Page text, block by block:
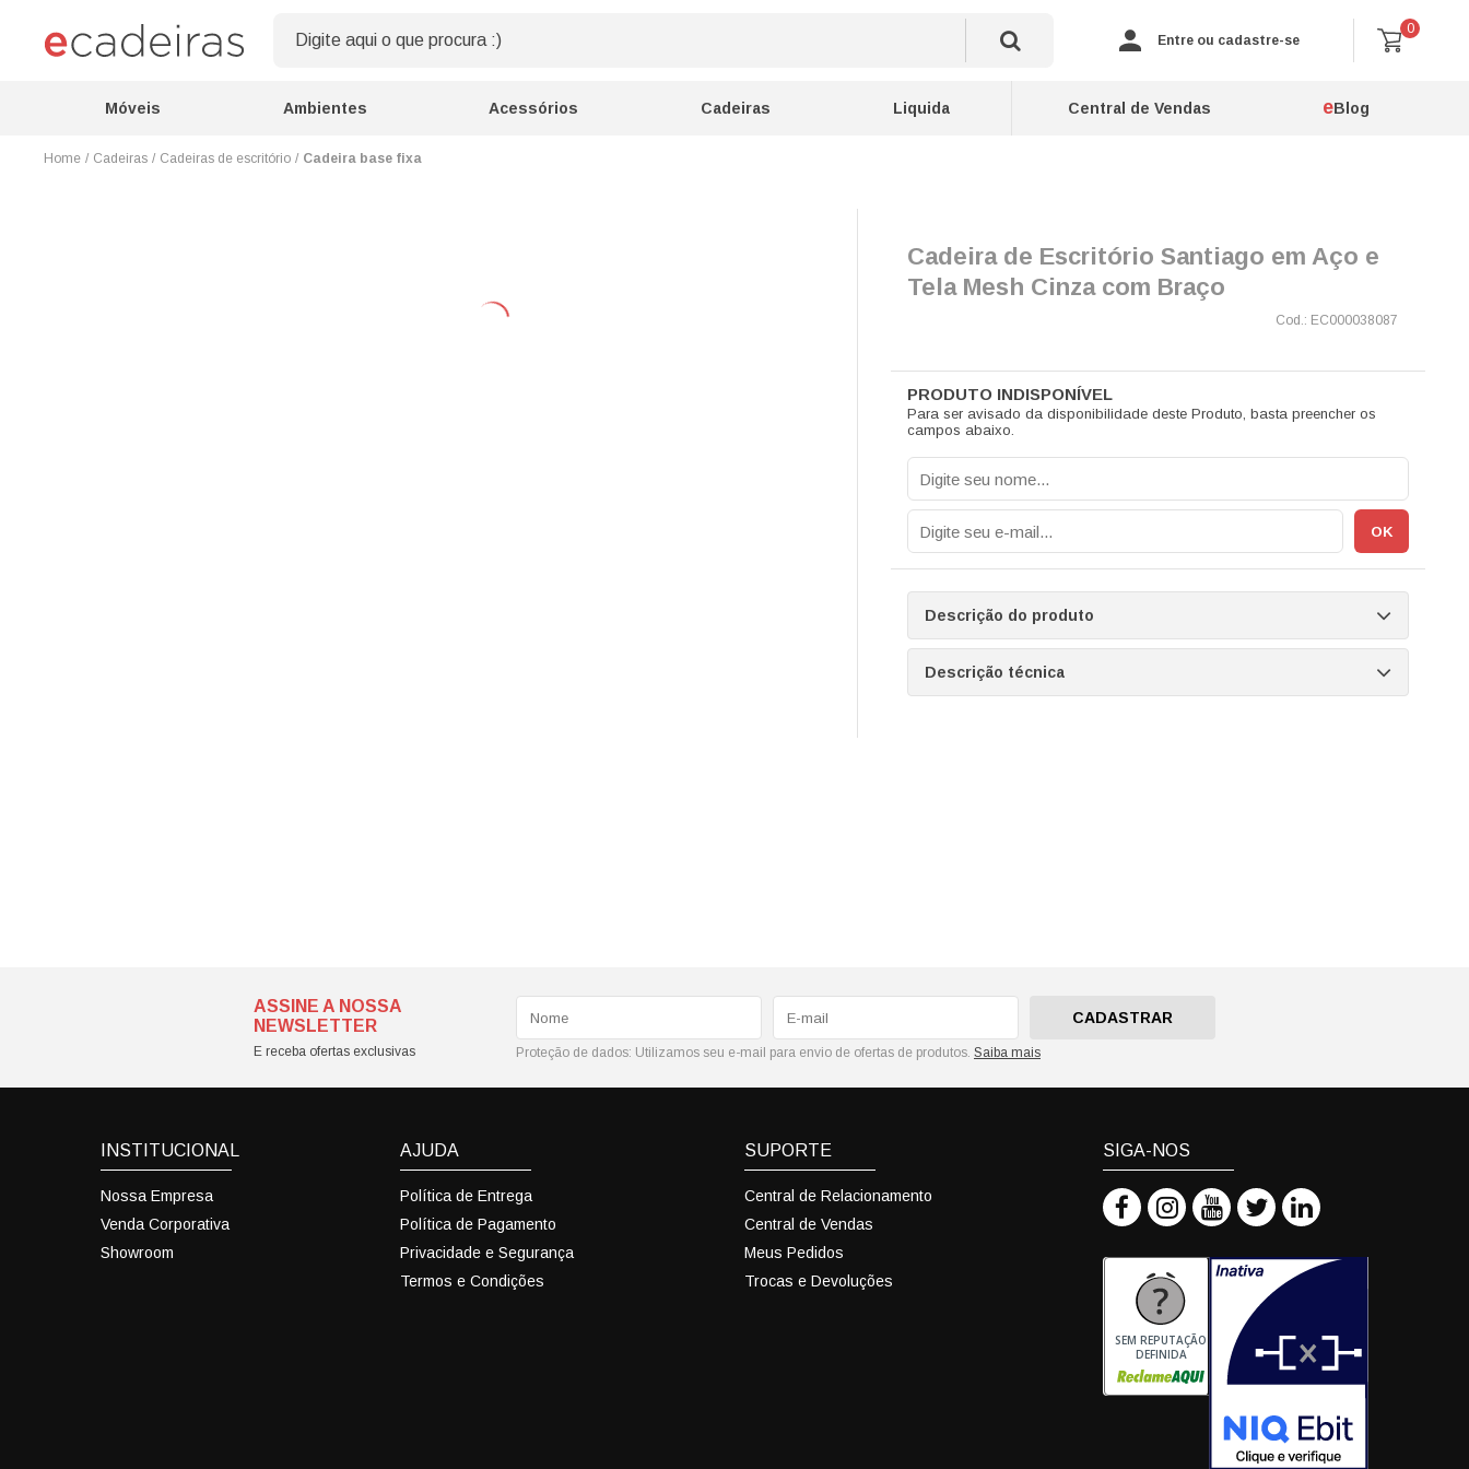
0
Entre ou cadastre-se
Móveis Ambientes Acessórios Cadeiras Liquida Central de Vendas eBlog
Cadeiras Cadeiras de escritório Cadeira base fixa
Cadeira de Escritório Santiago em Aço e
Tela Mesh Cinza com Braço
EC000038087
Para ser avisado da disponibilidade deste Produto, basta preencher os
campos abaixo.
Descrição do produto
Descrição técnica
ASSINE A NOSSA
NEWSLETTER
E receba ofertas exclusivas
CADASTRAR
Proteção de dados: Utilizamos seu e-mail para envio de ofertas de produtos. Saiba mais
INSTITUCIONAL
Nossa Empresa
Venda Corporativa
Showroom
AJUDA
Política de Entrega
Política de Pagamento
Privacidade e Segurança
Termos e Condições
SUPORTE
Central de Relacionamento
Central de Vendas
Meus Pedidos
Trocas e Devoluções
SIGA-NOS
SEM REPUTAÇÃO
DEFINIDA